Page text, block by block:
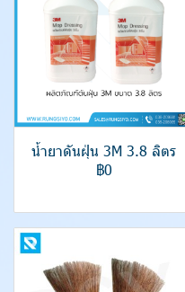
น้ำยาดันฝุ่น 3M 3.8 ลิตร
฿0